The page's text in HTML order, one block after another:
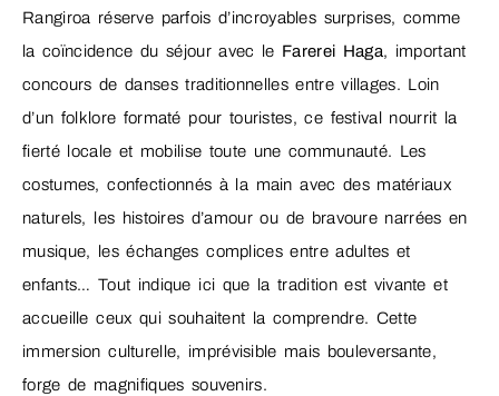
Rangiroa réserve parfois d’incroyables surprises, comme
la coïncidence du séjour avec le Farerei Haga, important
concours de danses traditionnelles entre villages. Loin
d’un folklore formaté pour touristes, ce festival nourrit la
fierté locale et mobilise toute une communauté. Les
costumes, confectionnés à la main avec des matériaux
naturels, les histoires d’amour ou de bravoure narrées en
musique, les échanges complices entre adultes et
enfants… Tout indique ici que la tradition est vivante et
accueille ceux qui souhaitent la comprendre. Cette
immersion culturelle, imprévisible mais bouleversante,
forge de magnifiques souvenirs.